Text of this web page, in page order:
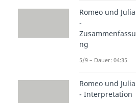
Romeo und Julia
-
Zusammenfassu
ng
5/9 – Dauer: 04:35
Romeo und Julia
- Interpretation